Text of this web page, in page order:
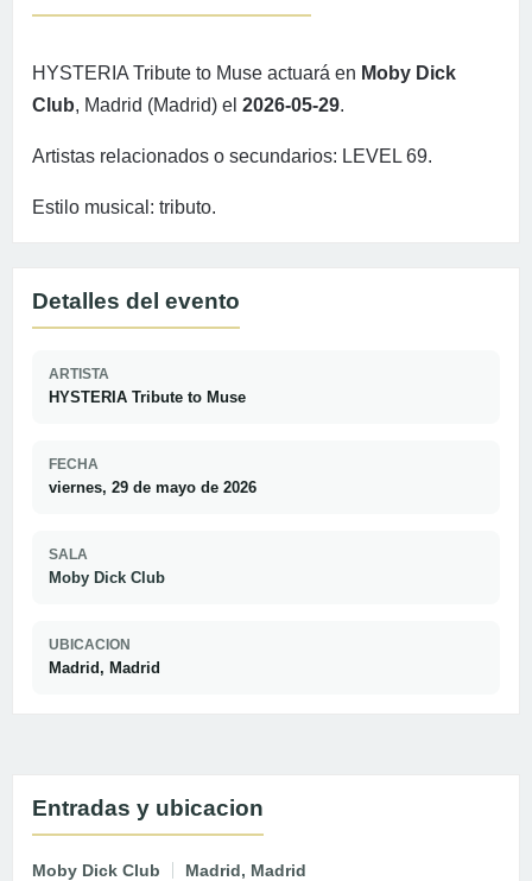
HYSTERIA Tribute to Muse actuará en Moby Dick
Club, Madrid (Madrid) el 2026-05-29.
Artistas relacionados o secundarios: LEVEL 69.
Estilo musical: tributo.
Detalles del evento
ARTISTA
HYSTERIA Tribute to Muse
FECHA
viernes, 29 de mayo de 2026
SALA
Moby Dick Club
UBICACION
Madrid, Madrid
Entradas y ubicacion
Moby Dick Club Madrid, Madrid